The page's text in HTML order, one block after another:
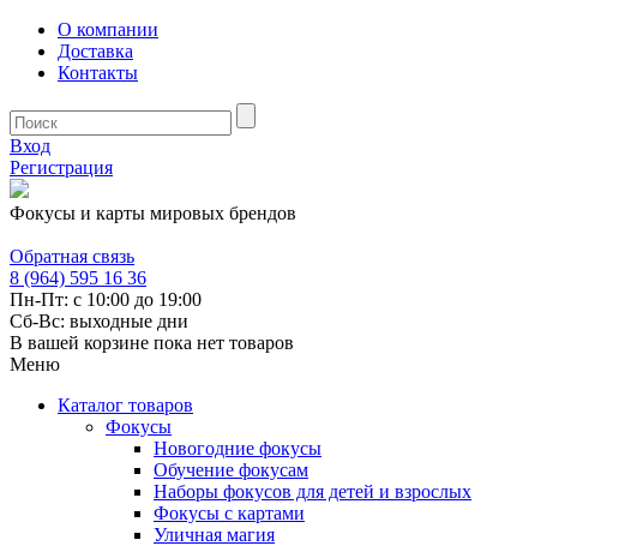
О компании
Доставка
Контакты
Вход
Регистрация
Фокусы и карты мировых брендов
Обратная связь
8 (964) 595 16 36
Пн-Пт: с 10:00 до 19:00
Сб-Вс: выходные дни
В вашей корзине пока нет товаров
Меню
Каталог товаров
Фокусы
Новогодние фокусы
Обучение фокусам
Наборы фокусов для детей и взрослых
Фокусы с картами
Уличная магия